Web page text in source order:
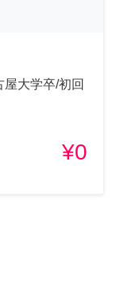
屋大学卒/初回
¥0